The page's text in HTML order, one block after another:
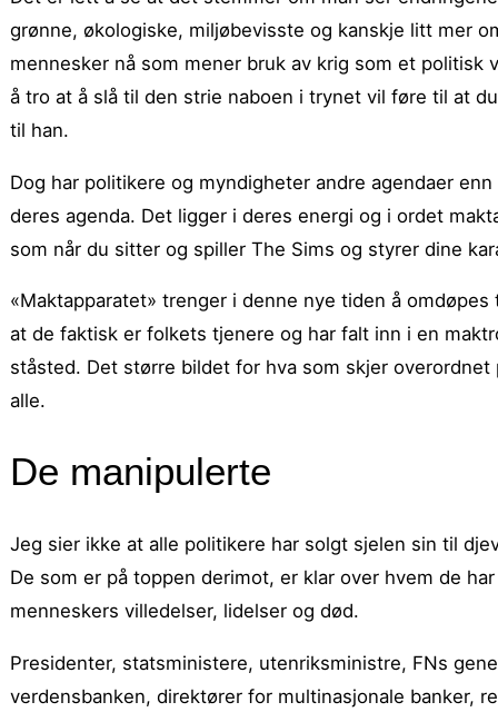
grønne, økologiske, miljøbevisste og kanskje litt mer
mennesker nå som mener bruk av krig som et
å tro at å slå til den strie naboen i trynet vil føre til at
til han.
Dog har politikere og myndigheter andre agendaer
deres agenda. Det ligger i deres energi og i ordet
som når du sitter og spiller The Sims og styrer dine
«Maktapparatet» trenger i denne nye tiden å
at de faktisk er folkets tjenere og har falt inn i en
ståsted. Det større bildet for hva som skjer
alle.
De manipulerte
Jeg sier ikke at alle politikere har solgt sjelen sin til
De som er på toppen derimot, er klar over hvem de
menneskers villedelser, lidelser og død.
Presidenter, statsministere, utenriksministre, FNs
verdensbanken, direktører for multinasjonale banker,